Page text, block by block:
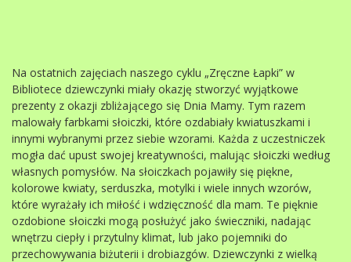
Na ostatnich zajęciach naszego cyklu „Zręczne Łapki” w
Bibliotece dziewczynki miały okazję stworzyć wyjątkowe
prezenty z okazji zbliżającego się Dnia Mamy. Tym razem
malowały farbkami słoiczki, które ozdabiały kwiatuszkami i
innymi wybranymi przez siebie wzorami. Każda z uczestniczek
mogła dać upust swojej kreatywności, malując słoiczki według
własnych pomysłów. Na słoiczkach pojawiły się piękne,
kolorowe kwiaty, serduszka, motylki i wiele innych wzorów,
które wyrażały ich miłość i wdzięczność dla mam. Te pięknie
ozdobione słoiczki mogą posłużyć jako świeczniki, nadając
wnętrzu ciepły i przytulny klimat, lub jako pojemniki do
przechowywania biżuterii i drobiazgów. Dziewczynki z wielką